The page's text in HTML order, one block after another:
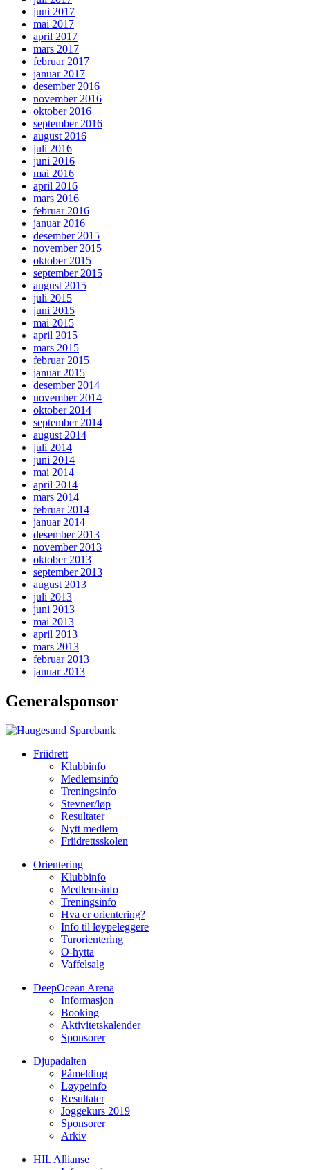
juni 2017
mai 2017
april 2017
mars 2017
februar 2017
januar 2017
desember 2016
november 2016
oktober 2016
september 2016
august 2016
juli 2016
juni 2016
mai 2016
april 2016
mars 2016
februar 2016
januar 2016
desember 2015
november 2015
oktober 2015
september 2015
august 2015
juli 2015
juni 2015
mai 2015
april 2015
mars 2015
februar 2015
januar 2015
desember 2014
november 2014
oktober 2014
september 2014
august 2014
juli 2014
juni 2014
mai 2014
april 2014
mars 2014
februar 2014
januar 2014
desember 2013
november 2013
oktober 2013
september 2013
august 2013
juli 2013
juni 2013
mai 2013
april 2013
mars 2013
februar 2013
januar 2013
Generalsponsor
Friidrett
Klubbinfo
Medlemsinfo
Treningsinfo
Stevner/løp
Resultater
Nytt medlem
Friidrettsskolen
Orientering
Klubbinfo
Medlemsinfo
Treningsinfo
Hva er orientering?
Info til løypeleggere
Turorientering
O-hytta
Vaffelsalg
DeepOcean Arena
Informasjon
Booking
Aktivitetskalender
Sponsorer
Djupadalten
Påmelding
Løypeinfo
Resultater
Joggekurs 2019
Sponsorer
Arkiv
HIL Allianse